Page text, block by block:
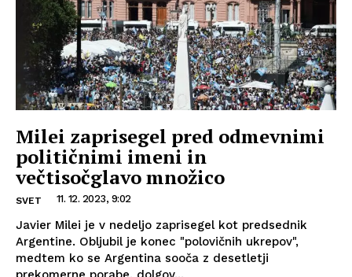
Milei zaprisegel pred odmevnimi
političnimi imeni in
večtisočglavo množico
SVET 11. 12. 2023, 9:02
Javier Milei je v nedeljo zaprisegel kot predsednik
Argentine. Obljubil je konec "polovičnih ukrepov",
medtem ko se Argentina sooča z desetletji